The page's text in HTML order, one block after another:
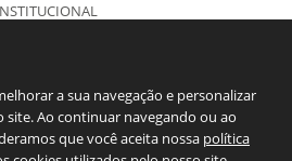
BLOG
SAC/CONTATO
VIA DO BOLETO
a sua navegação e personalizar
site. Ao continuar navegando ou ao
que você aceita nossa política